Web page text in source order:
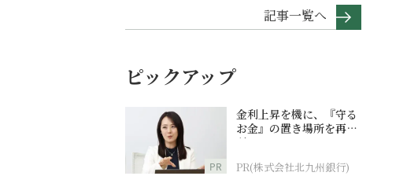
記事一覧へ
ピックアップ
PR
金利上昇を機に、『守る
お金』の置き場所を再検
討
PR(株式会社北九州銀行)